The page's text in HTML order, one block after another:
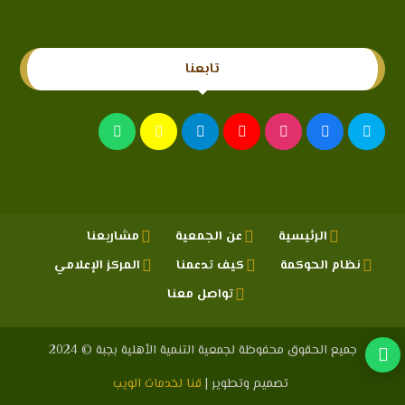
تابعنا
الرئيسية عن الجمعية
مشاريعنا
نظام الحوكمة
كيف تدعمنا
المركز الإعلامي
تواصل معنا
جميع الحقوق محفوظة لجمعية التنمية الأهلية بجبة © 2024
تصميم وتطوير | قنا لخدمات الويب